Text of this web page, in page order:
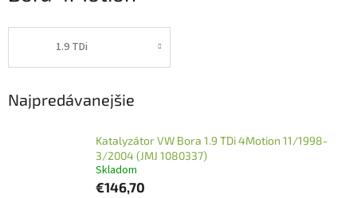
1.9 TDi
Najpredávanejšie
Katalyzátor VW Bora 1.9 TDi 4Motion 11/1998-
3/2004 (JMJ 1080337)
Skladom
€146,70